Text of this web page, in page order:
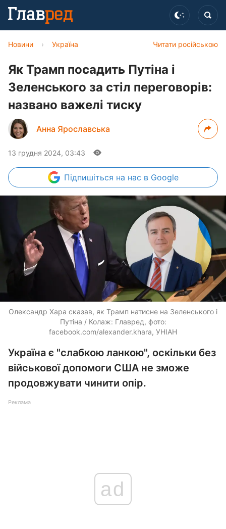
Читати російською
Новини › Україна
Як Трамп посадить Путіна і
Зеленського за стіл переговорів:
названо важелі тиску
Анна Ярославська
13 грудня 2024, 03:43
Підпишіться на нас в Google
Олександр Хара сказав, як Трамп натисне на Зеленського і
Путіна / Колаж: Главред, фото:
facebook.com/alexander.khara, УНІАН
Україна є "слабкою ланкою", оскільки без
військової допомоги США не зможе
продовжувати чинити опір.
Реклама
ad